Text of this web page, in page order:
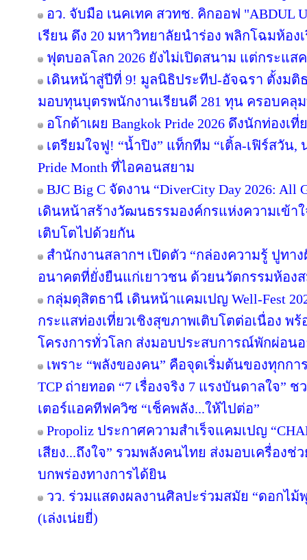
อว. จับมือ เนคเทค สวทช. คิกออฟ "ABDUL
เรียน ดึง 20 มหาวิทยาลัยนำร่อง พลิกโฉมห้อง
ฟุตบอลโลก 2026 ยังไม่เปิดสนาม แต่กระแส
เดินหน้าสู่ปีที่ 9! มูลนิธิประทีป-อัจฉรา ตั้งมติ
มอบทุนบุตรพนักงานเรียนดี 281 ทุน ครอบคลุ
อโกด้าเผย Bangkok Pride 2026 ดึงนักท่องเ
เตรียมใจฟู! “น้ำปิง” แท็กทีม “เติ้ล-เฟิร์สวัน
Pride Month ที่ไอคอนสยาม
BJC Big C จัดงาน “DiverCity Day 2026: All
เดินหน้าสร้างวัฒนธรรมองค์กรแห่งความเข้า
เติบโตไปด้วยกัน
สำนักงานสลากฯ เปิดตัว “กล่องความรู้ ปูทา
อนาคตที่ยั่งยืนแก่เยาวชน ด้วยนวัตกรรมห้อง
กลุ่มดุสิตธานี เดินหน้าแคมเปญ Well-Fest
กระแสท่องเที่ยวเชิงสุขภาพเติบโตต่อเนื่อง พ
โครงการทั่วโลก ส่งมอบประสบการณ์พักผ่อน
เพราะ “พลังของคน” คือจุดเริ่มต้นของทุกก
TCP ถ่ายทอด “7 เรื่องจริง 7 แรงบันดาลใจ”
เตอร์แอคทีฟควิซ “เช็คพลัง...ให้ไปต่อ”
Propoliz ประกาศความสำเร็จแคมเปญ
เสียง...ถึงใจ” รวมพลังคนไทย ส่งมอบเครื่องช่
บกพร่องทางการได้ยิน
วว. ร่วมแสดงผลงานศิลปะร่วมสมัย “ดอกไ
(เล่งเน่ยยี่)